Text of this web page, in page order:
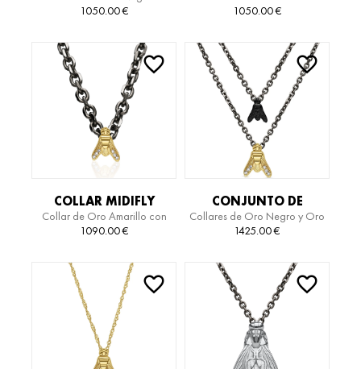
1050.00€
1050.00€
COLLAR MIDIFLY
ESSENTIAL TITANIUM
Collar de Oro Amarillo con
Diamantes y Titanio
1090.00€
CONJUNTO DE
COLLARES FLY
ESSENTIAL TITANIUM
Collares de Oro Negro y Oro
Amarillo con Diamantes y
1425.00€